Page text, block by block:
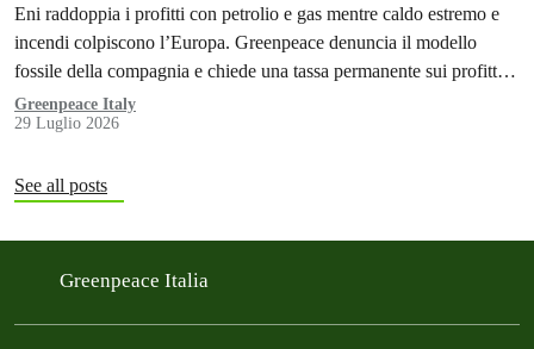
della crisi climatica»
Eni raddoppia i profitti con petrolio e gas mentre caldo estremo e
incendi colpiscono l’Europa. Greenpeace denuncia il modello
fossile della compagnia e chiede una tassa permanente sui profitti
delle aziende fossili
Greenpeace Italy
29 Luglio 2026
See all posts
Greenpeace Italia